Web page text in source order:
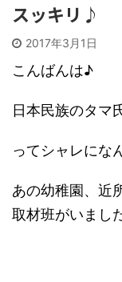
スッキリ♪
2017年3月1日
こんばんは♪
日本民族のタマ
ってシャレにな
あの幼稚園、近
取材班がいまし